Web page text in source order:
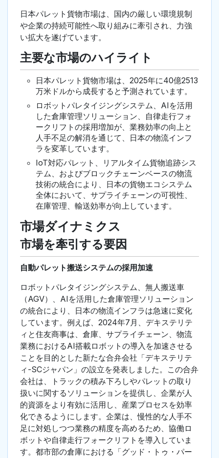
日本パレット貨物市場は、国内の厳しい環境規制
や企業の持続可能性へ取り組みに牽引され、力強
い拡大を遂げています。
主要な市場のハイライト
日本パレット貨物市場は、2025年に40億2513
万米ドルから成長すると予測されています。
ロボットパレタイジングシステム、AIを活用
した倉庫管理ソリューション、自律走行フォ
ークリフトの採用増加が、業務効率の向上と
人手不足の解消を通じて、日本の物流インフ
ラを変革しています。
IoT対応パレット、リアルタイム貨物追跡シス
テム、およびブロックチェーンベースの物流
技術の統合により、日本の貨物エコシステム
全体において、サプライチェーンの可視性、
在庫管理、輸送効率が向上しています。
市場ダイナミクス
市場を牽引する要因
自動パレット搬送システムの採用加速
ロボットパレタイジングシステム、無人搬送車
（AGV）、AIを活用した倉庫管理ソリューション
の統合により、日本の物流インフラは急速に変化
しています。例えば、2024年7月、デキステリテ
ィと住友商事は、倉庫、サプライチェーン、物流
業務におけるAI搭載ロボットの導入を加速させる
ことを目的とした新たな合弁会社「デキステリテ
ィ-SCジャパン」の設立を発表しました。この合弁
会社は、トラックの積み下ろしやパレットの取り
扱いに関するソリューションを提供し、企業が人
的資源をより有効に活用し、産業プロセスを効率
化できるようにします。企業は、慢性的な人手不
足に対処しつつ業務の精度を高めるため、協働ロ
ボットや自律走行フォークリフトを導入していま
す。都市部の倉庫における「グッド・トゥ・パー